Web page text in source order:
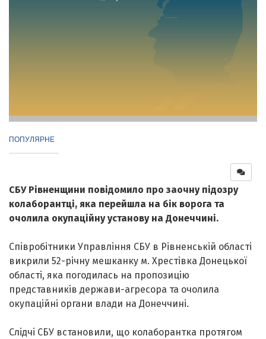
ПОПУЛЯРНЕ
СБУ Рівненщини повідомило про заочну підозру
колаборантці, яка перейшла на бік ворога та
очолила окупаційну установу на Донеччині.
Співробітники Управління СБУ в Рівненській області
викрили 52-річну мешканку м. Хрестівка Донецької
області, яка погодилась на пропозицію
представників держави-агресора та очолила
окупаційні органи влади на Донеччині.
Слідчі СБУ встановили, що колаборантка протягом